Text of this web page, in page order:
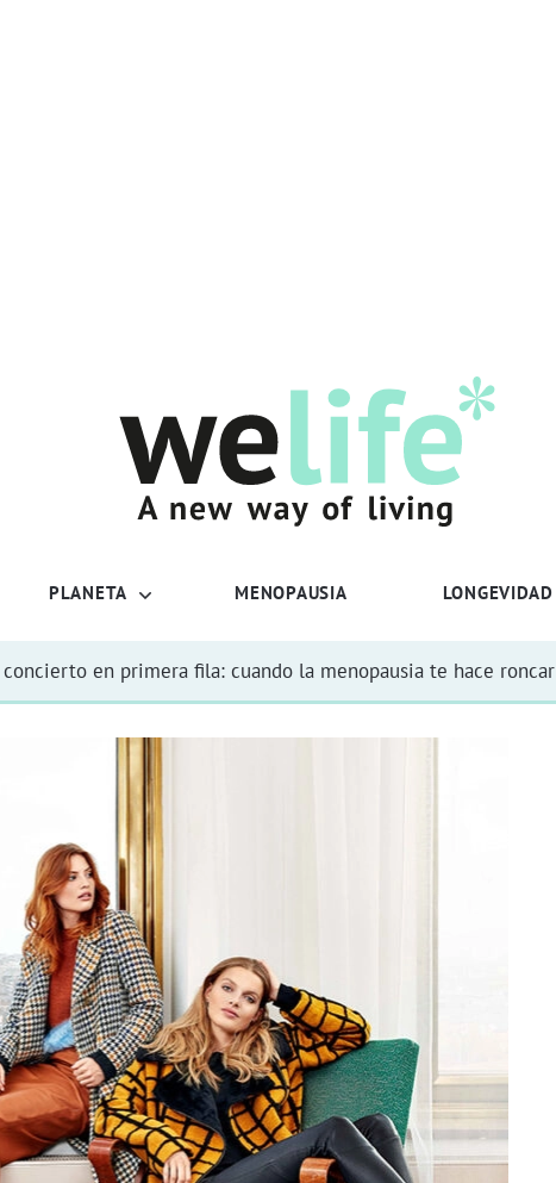
PLANETA MENOPAUSIA LONGEVIDAD
en primera fila: cuando la menopausia te hace roncar